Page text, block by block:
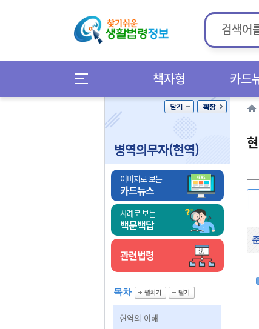
책자형 카드
병역의무자(현역)
이미지로 보는
카드뉴스
사례로 보는
백문백답
관련법령
목차
현역의 이해